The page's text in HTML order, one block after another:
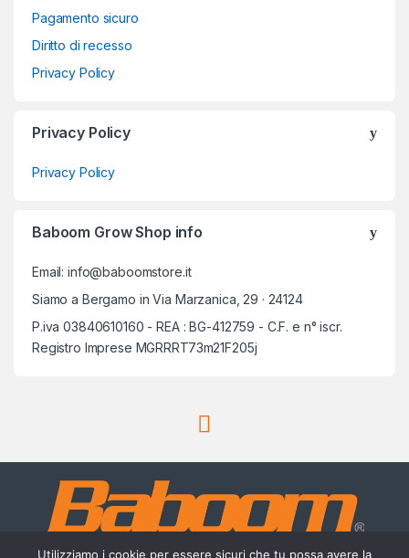
Pagamento sicuro
Diritto di recesso
Privacy Policy
Privacy Policy
Privacy Policy
Baboom Grow Shop info
Email: info@baboomstore.it
Siamo a Bergamo in Via Marzanica, 29 · 24124
P.iva 03840610160 - REA : BG-412759 - C.F. e n° iscr.
Registro Imprese MGRRRT73m21F205j
Utilizziamo i cookie per essere sicuri che tu possa avere la